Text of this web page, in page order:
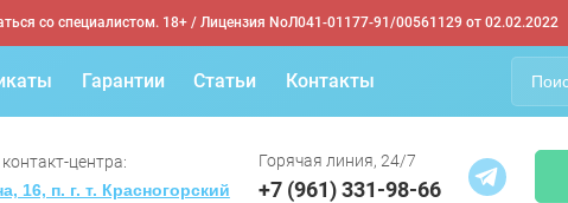
со специалистом. 18+ / Лицензия NoЛ041-01177-91/00561129 от 02.02.2022
Гарантии Статьи Контакты
центра:
16, п. г. т. Красногорский
Горячая линия, 24/7
+7 (961) 331-98-66